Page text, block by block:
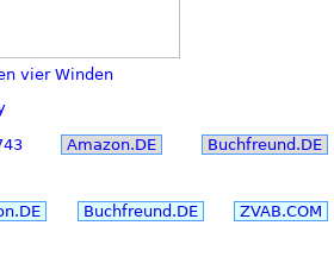
vier Winden
Amazon.DE
Buchfreund.DE
Buchfreund.DE
ZVAB.COM